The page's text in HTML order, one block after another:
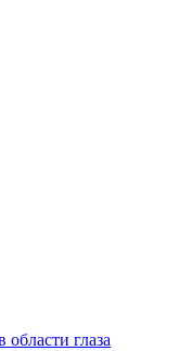
глаза